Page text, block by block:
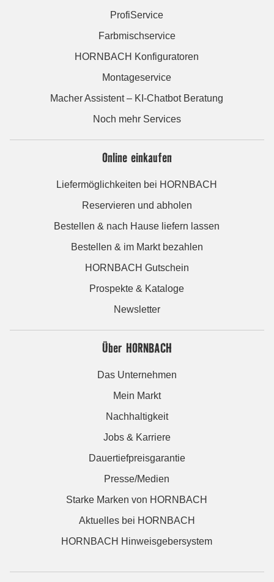
ProfiService
Farbmischservice
HORNBACH Konfiguratoren
Montageservice
Macher Assistent – KI-Chatbot Beratung
Noch mehr Services
Online einkaufen
Liefermöglichkeiten bei HORNBACH
Reservieren und abholen
Bestellen & nach Hause liefern lassen
Bestellen & im Markt bezahlen
HORNBACH Gutschein
Prospekte & Kataloge
Newsletter
Über HORNBACH
Das Unternehmen
Mein Markt
Nachhaltigkeit
Jobs & Karriere
Dauertiefpreisgarantie
Presse/Medien
Starke Marken von HORNBACH
Aktuelles bei HORNBACH
HORNBACH Hinweisgebersystem